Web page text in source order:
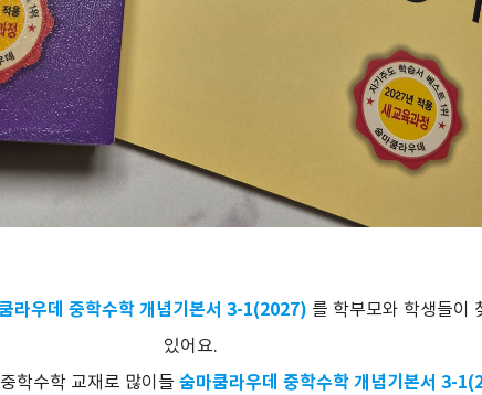
라우데 중학수학 개념기본서 3-1(2027) 를 학부모와 학생들이
있어요.
학수학 교재로 많이들 숨마쿰라우데 중학수학 개념기본서 3-